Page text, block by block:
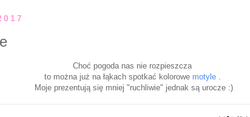
Choć pogoda nas nie rozpieszcza
to można już na łąkach spotkać kolorowe motyle.
Moje prezentują się mniej "ruchliwie" jednak są urocze :)